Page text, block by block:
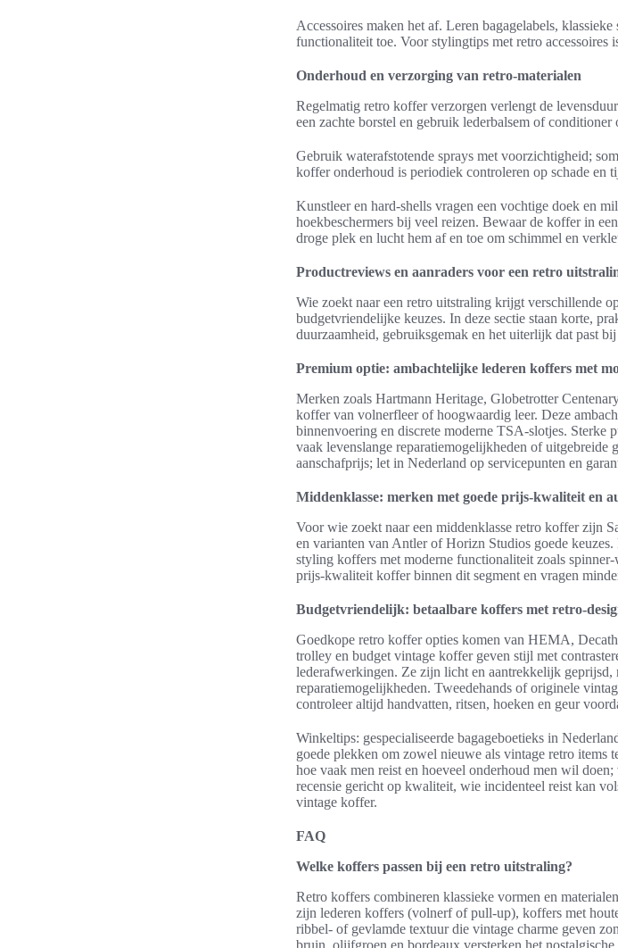
Accessoires maken het af. Leren bagagelabels,
functionaliteit toe. Voor stylingtips met retro accessoires
Onderhoud en verzorging van retro-materialen
Regelmatig retro koffer verzorgen verlengt de
een zachte borstel en gebruik lederbalsem of
Gebruik waterafstotende sprays met voorzichtigheid;
koffer onderhoud is periodiek controleren op schade en
Kunstleer en hard-shells vragen een vochtige doek en
hoekbeschermers bij veel reizen. Bewaar de koffer in
droge plek en lucht hem af en toe om schimmel en
Productreviews en aanraders voor een retro
Wie zoekt naar een retro uitstraling krijgt verschillende
budgetvriendelijke keuzes. In deze sectie staan korte,
duurzaamheid, gebruiksgemak en het uiterlijk dat past
Premium optie: ambachtelijke lederen koffers met
Merken zoals Hartmann Heritage, Globetrotter
koffer van volnerfleer of hoogwaardig leer. Deze
binnenvoering en discrete moderne TSA-slotjes. Sterke
vaak levenslange reparatiemogelijkheden of uitgebreide
aanschafprijs; let in Nederland op servicepunten en
Middenklasse: merken met goede prijs-kwaliteit en
Voor wie zoekt naar een middenklasse retro koffer zijn
en varianten van Antler of Horizn Studios goede
styling koffers met moderne functionaliteit zoals
prijs-kwaliteit koffer binnen dit segment en vragen
Budgetvriendelijk: betaalbare koffers met retro-
Goedkope retro koffer opties komen van HEMA,
trolley en budget vintage koffer geven stijl met
lederafwerkingen. Ze zijn licht en aantrekkelijk geprijsd,
reparatiemogelijkheden. Tweedehands of originele
controleer altijd handvatten, ritsen, hoeken en geur
Winkeltips: gespecialiseerde bagageboetieks in
goede plekken om zowel nieuwe als vintage retro items
hoe vaak men reist en hoeveel onderhoud men wil
recensie gericht op kwaliteit, wie incidenteel reist kan
vintage koffer.
FAQ
Welke koffers passen bij een retro uitstraling?
Retro koffers combineren klassieke vormen en
zijn lederen koffers (volnerf of pull-up), koffers met
ribbel- of gevlamde textuur die vintage charme geven
bruin, olijfgroen en bordeaux versterken het